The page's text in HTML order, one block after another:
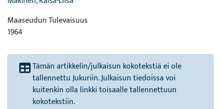
Maaseudun Tulevaisuus
1964
Tämän artikkelin/julkaisun kokotekstiä ei ole
tallennettu Jukuriin. Julkaisun tiedoissa voi
kuitenkin olla linkki toisaalle tallennettuun
kokotekstiin.